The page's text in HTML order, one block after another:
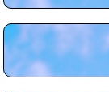
※給水管工事は